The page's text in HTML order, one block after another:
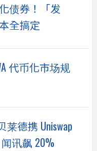
债券！「发
全搞定
代币化市场规
莱德携 Uniswap
闻讯飙 20%